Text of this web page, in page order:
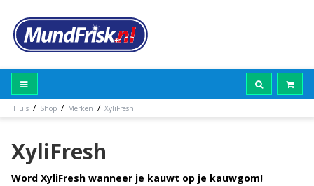
Huis / Shop / Merken / XyliFresh
XyliFresh
Word XyliFresh wanneer je kauwt op je kauwgom!